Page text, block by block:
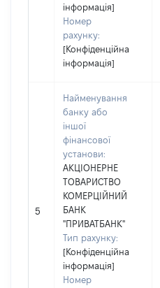
інформація]
Номер
рахунку:
[Конфіденційна
інформація]
5
Найменування
банку або
іншої
фінансової
установи:
АКЦІОНЕРНЕ
ТОВАРИСТВО
КОМЕРЦІЙНИЙ
БАНК
"ПРИВАТБАНК"
Тип рахунку:
[Конфіденційна
інформація]
Номер